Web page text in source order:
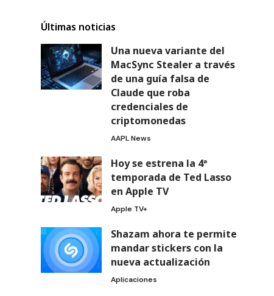
Últimas noticias
Una nueva variante del
MacSync Stealer a través
de una guía falsa de
Claude que roba
credenciales de
criptomonedas
AAPL News
Hoy se estrena la 4ª
temporada de Ted Lasso
en Apple TV
Apple TV+
Shazam ahora te permite
mandar stickers con la
nueva actualización
Aplicaciones